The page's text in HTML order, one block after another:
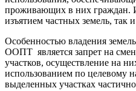
проживающих в них граждан.
изъятием частных земель, так и
Особенностью владения
ООПТ является запрет на
участков, осуществление на
использованием по целевому
выделенных участках